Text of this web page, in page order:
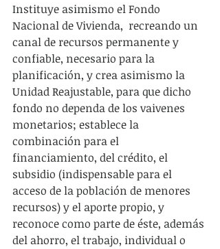
Instituye asimismo el Fondo
Nacional de Vivienda,  recreando un
canal de recursos permanente y
confiable, necesario para la
planificación, y crea asimismo la
Unidad Reajustable, para que dicho
fondo no dependa de los vaivenes
monetarios; establece la
combinación para el
financiamiento, del crédito, el
subsidio (indispensable para el
acceso de la población de menores
recursos) y el aporte propio, y
reconoce como parte de éste, además
del ahorro, el trabajo, individual o